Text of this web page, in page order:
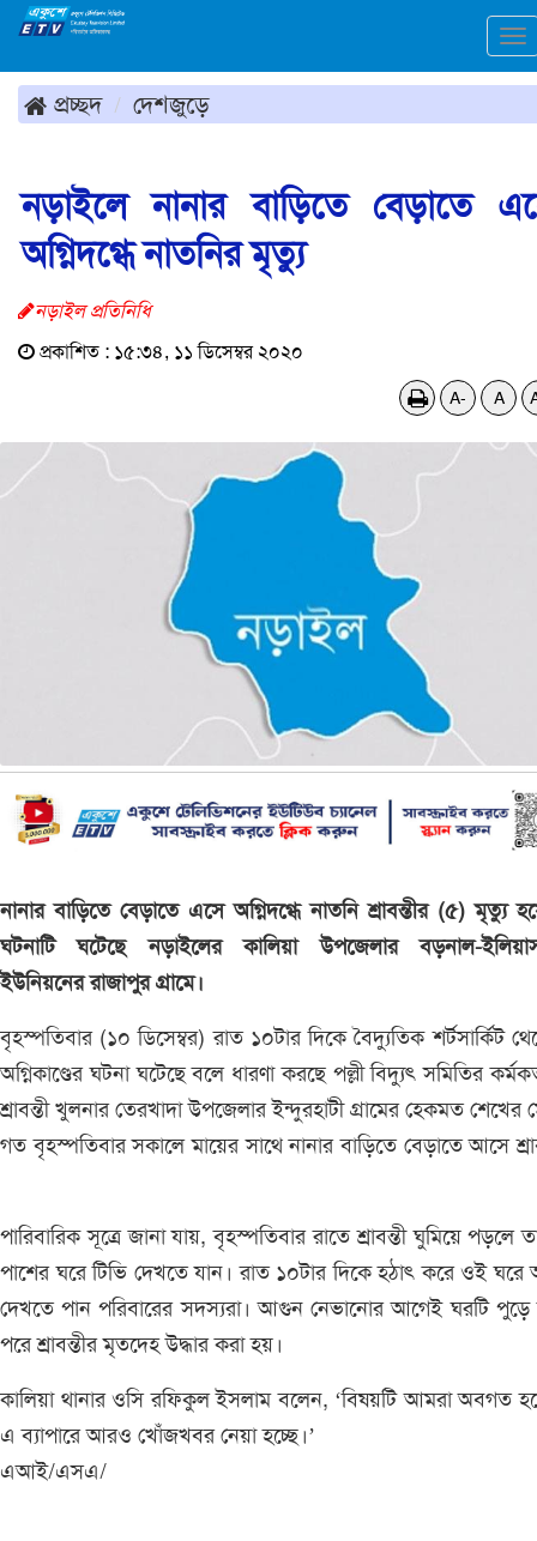
প্রচ্ছদ দেশজুড়ে
নড়াইলে নানার বাড়িতে বেড়াতে
অগ্নিদগ্ধে নাতনির মৃত্যু
নড়াইল প্রতিনিধি
প্রকাশিত : ১৫:৩৪, ১১ ডিসেম্বর ২০২০
A- A
নানার বাড়িতে বেড়াতে এসে অগ্নিদগ্ধে নাতনি শ্রাবন্তীর (৫) মৃত্যু
ঘটনাটি ঘটেছে নড়াইলের কালিয়া উপজেলার বড়নাল-
ইউনিয়নের রাজাপুর গ্রামে।
বৃহস্পতিবার (১০ ডিসেম্বর) রাত ১০টার দিকে বৈদ্যুতিক শর্টসার্কিট
অগ্নিকাণ্ডের ঘটনা ঘটেছে বলে ধারণা করছে পল্লী বিদ্যুৎ সমিতির
শ্রাবন্তী খুলনার তেরখাদা উপজেলার ইন্দুরহাটী গ্রামের হেকমত শেখের
গত বৃহস্পতিবার সকালে মায়ের সাথে নানার বাড়িতে বেড়াতে আসে
পারিবারিক সূত্রে জানা যায়, বৃহস্পতিবার রাতে শ্রাবন্তী ঘুমিয়ে পড়লে
পাশের ঘরে টিভি দেখতে যান। রাত ১০টার দিকে হঠাৎ করে ওই
দেখতে পান পরিবারের সদস্যরা। আগুন নেভানোর আগেই ঘরটি পুড়ে
পরে শ্রাবন্তীর মৃতদেহ উদ্ধার করা হয়।
কালিয়া থানার ওসি রফিকুল ইসলাম বলেন, ‘বিষয়টি আমরা অবগত
এ ব্যাপারে আরও খোঁজখবর নেয়া হচ্ছে।’
এআই/এসএ/